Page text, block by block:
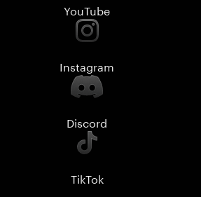
YouTube
Instagram
Discord
TikTok